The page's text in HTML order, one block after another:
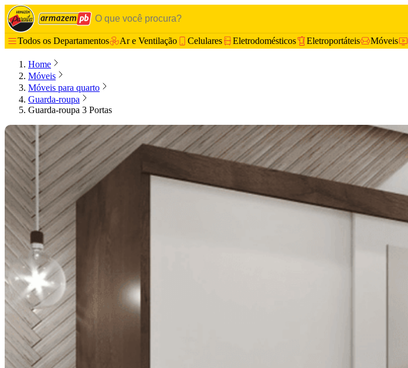
Todos os Departamentos Ar e Ventilação Celulares Eletrodomésticos Eletroportáteis Móveis
Home
Móveis
Móveis para quarto
Guarda-roupa
Guarda-roupa 3 Portas